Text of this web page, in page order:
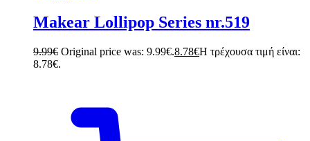
Makear Lollipop Series nr.519
9.99€ Original price was: 9.99€.8.78€Η τρέχουσα τιμή είναι:
8.78€.